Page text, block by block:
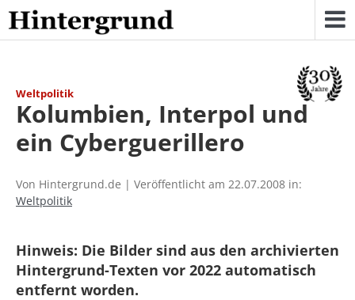
Skip
to
content
Weltpolitik
Kolumbien, Interpol und
ein Cyberguerillero
Von Hintergrund.de | Veröffentlicht am 22.07.2008 in:
Weltpolitik
Hinweis: Die Bilder sind aus den archivierten
Hintergrund-Texten vor 2022 automatisch
entfernt worden.